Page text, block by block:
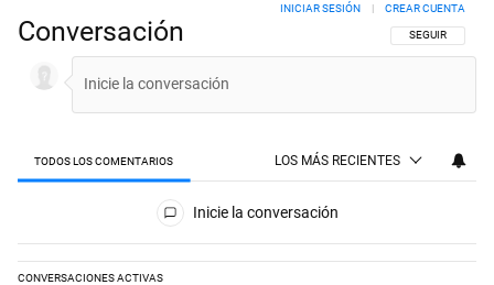
Conversación SIGA ESTA
SEGUIR
INICIAR SESIÓN | CREAR CUENTA
TODOS LOS COMENTARIOS LOS MÁS RECIENTES
Todos los comentarios
Inicie la conversación
CONVERSACIONES ACTIVAS